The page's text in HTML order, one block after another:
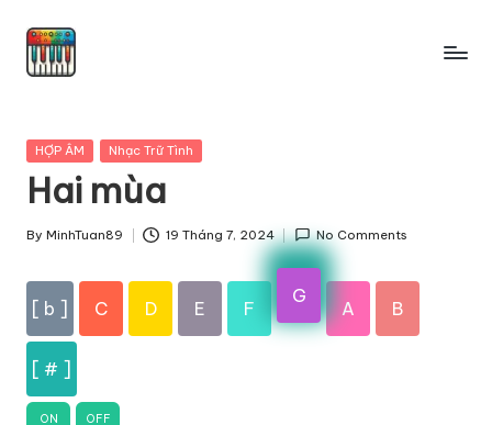
Skip
Posted
HỢP ÂM Nhạc Trữ Tình
Hai mùa
Posted
By MinhTuan89 19 Tháng 7, 2024 No Comments
[ b ] C D E F
G
A B
[ # ]
ON OFF